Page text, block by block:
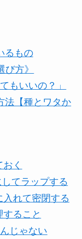
るもの
び方》
もいいの？」
法【種とワタか
く
てラップする
れて密閉する
ること
じゃない